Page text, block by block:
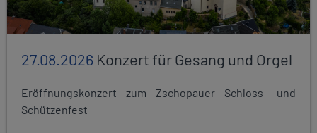
27.08.2026 Konzert für Gesang und Orgel
Eröffnungskonzert zum Zschopauer Schloss- und
Schützenfest